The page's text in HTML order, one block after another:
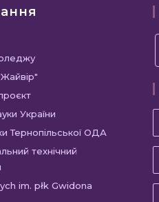
Відкриється
в
вкладці
Відкриється
новій
вкладці
Відкриється
в
новій
вкладці
УкраїниВідкриється
в
новій
Тернопільської ОДА
технічний
новій
im. płk Gwidona